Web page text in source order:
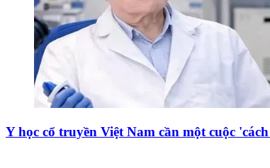
Y học cổ truyền Việt Nam cần một cuộc